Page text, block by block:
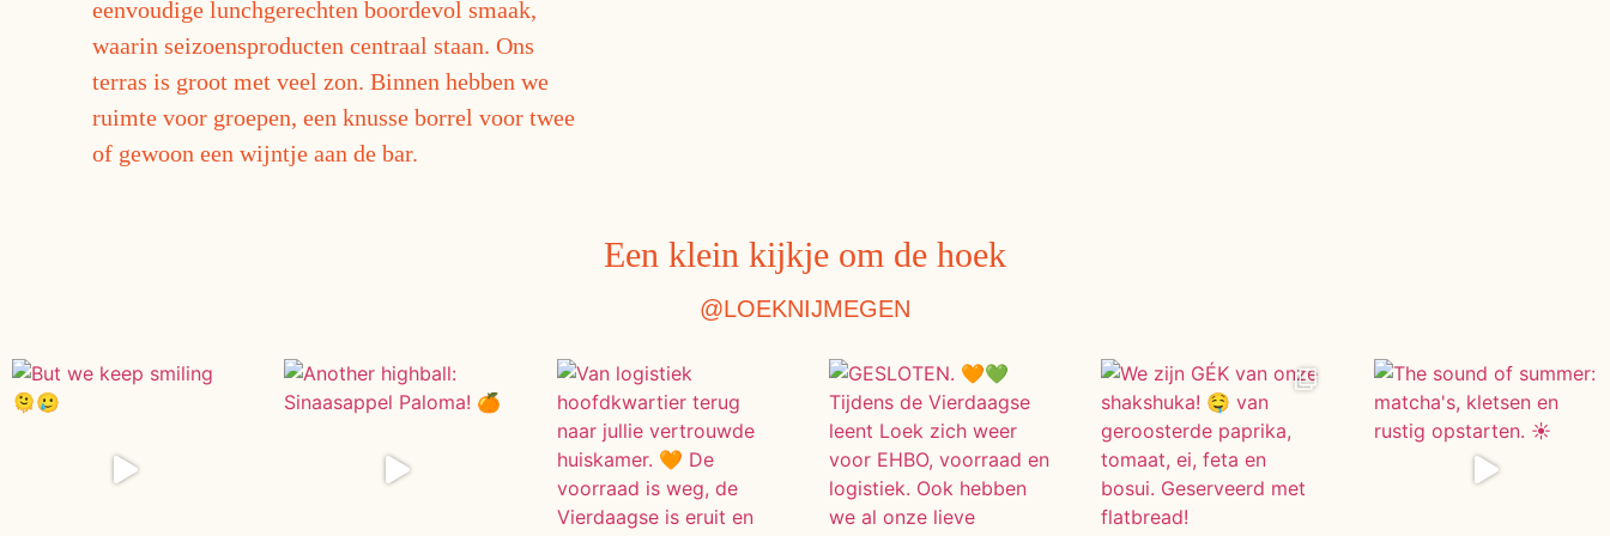
eenvoudige lunchgerechten boordevol smaak,
waarin seizoensproducten centraal staan. Ons
terras is groot met veel zon. Binnen hebben we
ruimte voor groepen, een knusse borrel voor twee
of gewoon een wijntje aan de bar.
Een klein kijkje om de hoek
@LOEKNIJMEGEN